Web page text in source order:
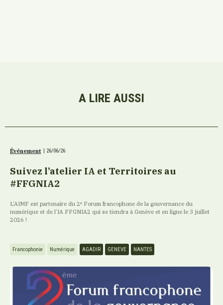
A LIRE AUSSI
Événement | 26/06/26
Suivez l’atelier IA et Territoires au
#FFGNIA2
L’AIMF est partenaire du 2ᵉ Forum francophone de la gouvernance du
numérique et de l’IA FFGNIA2 qui se tiendra à Genève et en ligne le 3 juillet
2026 !
Francophonie Numérique AGADIR GENEVE NANTES